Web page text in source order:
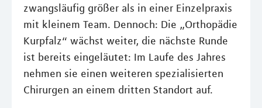
zwangsläufig größer als in einer Einzelpraxis
mit kleinem Team. Dennoch: Die „Orthopädie
Kurpfalz“ wächst weiter, die nächste Runde
ist bereits eingeläutet: Im Laufe des Jahres
nehmen sie einen weiteren spezialisierten
Chirurgen an einem dritten Standort auf.